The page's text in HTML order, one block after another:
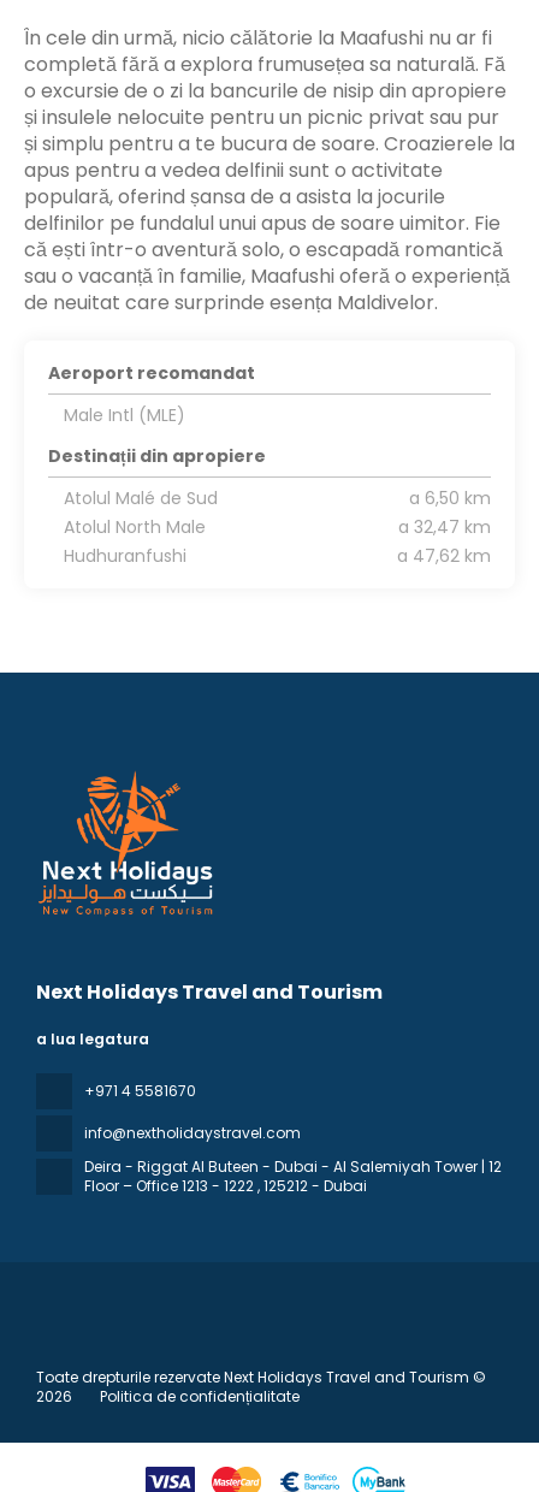
În cele din urmă, nicio călătorie la Maafushi nu ar fi
completă fără a explora frumusețea sa naturală. Fă
o excursie de o zi la bancurile de nisip din apropiere
și insulele nelocuite pentru un picnic privat sau pur
și simplu pentru a te bucura de soare. Croazierele la
apus pentru a vedea delfinii sunt o activitate
populară, oferind șansa de a asista la jocurile
delfinilor pe fundalul unui apus de soare uimitor. Fie
că ești într-o aventură solo, o escapadă romantică
sau o vacanță în familie, Maafushi oferă o experiență
de neuitat care surprinde esența Maldivelor.
Aeroport recomandat
Male Intl (MLE)
Destinații din apropiere
Atolul Malé de Sud
a 6,50 km
Atolul North Male
a 32,47 km
Hudhuranfushi
a 47,62 km
Next Holidays Travel and Tourism
a lua legatura
+971 4 5581670
info@nextholidaystravel.com
Deira - Riggat Al Buteen - Dubai - Al Salemiyah Tower | 12
Floor – Office 1213 - 1222, 125212 - Dubai
Toate drepturile rezervate Next Holidays Travel and Tourism ©
2026
Politica de confidențialitate